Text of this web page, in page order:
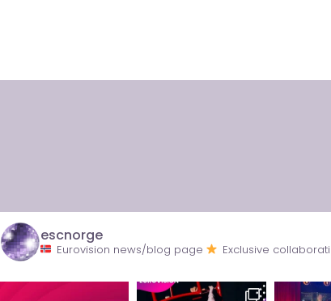
escnorge
Eurovision news/blog page Exclusive